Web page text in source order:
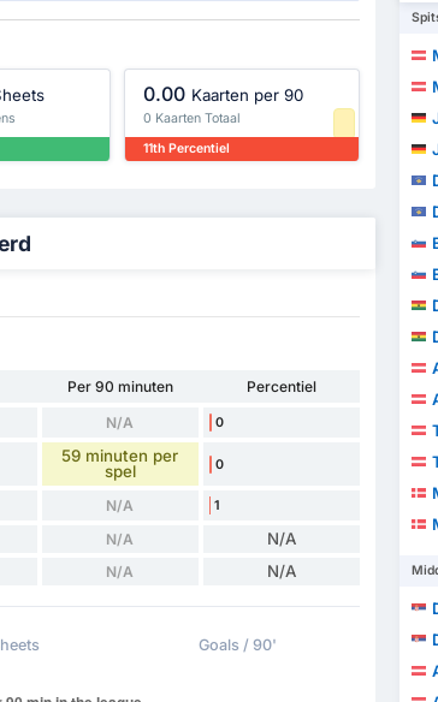
0.00 Kaarten per 90
0 Kaarten Totaal
11th Percentiel
Per 90 minuten
Percentiel
N/A 0
59 minuten per
spel
0
N/A 1
N/A N/A
N/A N/A
Goals / 90'